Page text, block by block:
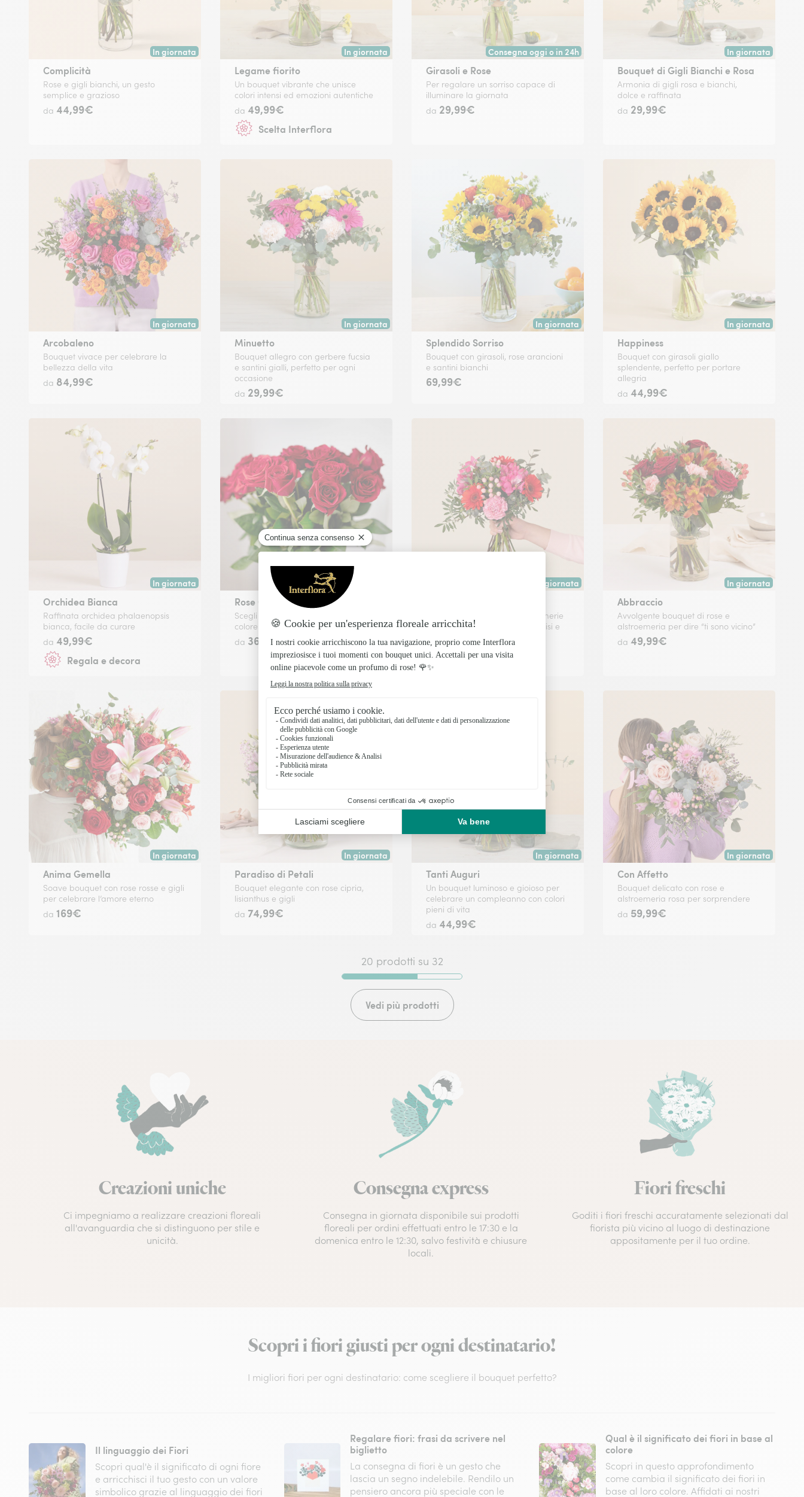
In giornata
Consegna disponibile oggi o in data a tua scelta.
Complicità
Rose e gigli bianchi, un gesto
semplice e grazioso
da 44,99€
In giornata
Consegna disponibile oggi o in data a tua scelta.
Legame fiorito
Un bouquet vibrante che unisce
colori intensi ed emozioni autentiche
da 49,99€
Scelta Interflora
Consegna oggi o in 24h
Consegna a mano oggi tramite fiorista nelle grandi città o a partire da domani
Girasoli e Rose
Per regalare un sorriso capace di
illuminare la giornata
da 29,99€
In giornata
Consegna
Bouquet di Gigli Bianchi e Rosa
Armonia di gigli rosa e bianchi,
dolce e raffinata
da 29,99€
In giornata
Consegna disponibile oggi o in data a tua scelta.
Arcobaleno
Bouquet vivace per celebrare la
bellezza della vita
da 84,99€
In giornata
Consegna disponibile oggi o in data a tua scelta.
Minuetto
Bouquet allegro con gerbere fucsia
e santini gialli, perfetto per ogni
occasione
da 29,99€
In giornata
Consegna disponibile oggi o in data a tua scelta.
Splendido Sorriso
Bouquet con girasoli, rose arancioni
e santini bianchi
69,99€
In giornata
Consegna
Happiness
Bouquet con girasoli giallo
splendente, perfetto per portare
allegria
da 44,99€
In giornata
Consegna disponibile oggi o in data a tua scelta.
Orchidea Bianca
Raffinata orchidea phalaenopsis
bianca, facile da curare
da 49,99€
Regala e decora
In giornata
Consegna disponibile oggi o in data a tua scelta.
Rose Corte personalizzabili
Scegli tu quante rose regalare, e nel
colore che preferisci
da 36€
In giornata
Consegna disponibile oggi o in data a tua scelta.
Bouquet con germini e alstroemerie
rosse e fucsia per regalare sorrisi e
da34,99€
In giornata
Consegna
Abbraccio
Avvolgente bouquet di rose e
alstroemeria per dire “ti sono vicino”
da 49,99€
In giornata
Consegna disponibile oggi o in data a tua scelta.
Anima Gemella
Soave bouquet con rose rosse e gigli
per celebrare l’amore eterno
da 169€
In giornata
Consegna disponibile oggi o in data a tua scelta.
Paradiso di Petali
Bouquet elegante con rose cipria,
lisianthus e gigli
da 74,99€
In giornata
Consegna disponibile oggi o in data a tua scelta.
Tanti Auguri
Un bouquet luminoso e gioioso per
celebrare un compleanno con colori
pieni di vita
da 44,99€
In giornata
Consegna
Con Affetto
Bouquet delicato con rose e
alstroemeria rosa per sorprendere
da 59,99€
20 prodotti su 32
Vedi più prodotti
Creazioni uniche
Ci impegniamo a realizzare creazioni floreali
all'avanguardia che si distinguono per stile e
unicità.
Consegna express
Consegna in giornata disponibile sui prodotti
floreali per ordini effettuati entro le 17:30 e la
domenica entro le 12:30, salvo festività e chiusure
locali.
Fiori freschi
Goditi i fiori freschi accuratamente selezionati dal
fiorista più vicino al luogo di destinazione
appositamente per il tuo ordine.
Scopri i fiori giusti per ogni destinatario!
I migliori fiori per ogni destinatario: come scegliere il bouquet perfetto?
Il linguaggio dei Fiori
Scopri qual'è il significato di ogni fiore
e arricchisci il tuo gesto con un valore
simbolico grazie al linguaggio dei fiori
Regalare fiori: frasi da scrivere nel
biglietto
La consegna di fiori è un gesto che
lascia un segno indelebile. Rendilo un
pensiero ancora più speciale con le
Qual è il significato dei fiori in base al
colore
Scopri in questo approfondimento
come cambia il significato dei fiori in
base al loro colore. Affidati ai nostri